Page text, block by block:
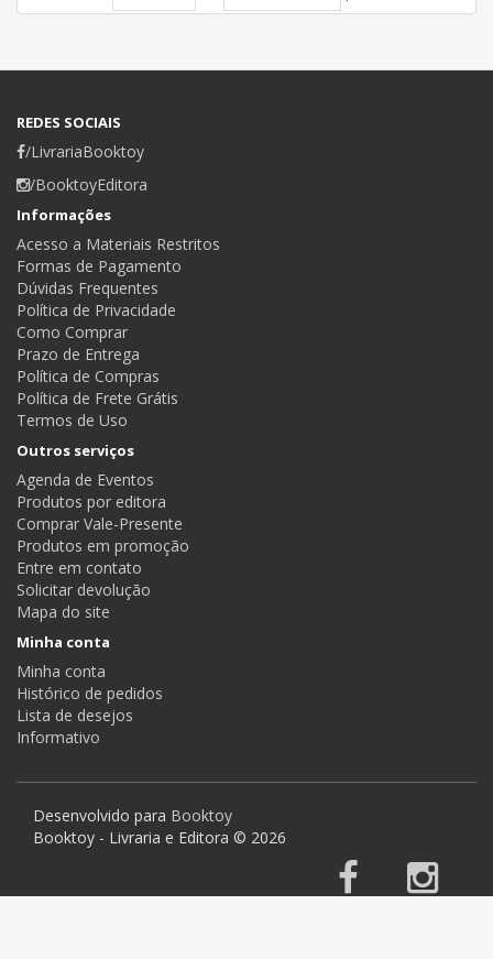
REDES SOCIAIS
/LivrariaBooktoy
/BooktoyEditora
Informações
Acesso a Materiais Restritos
Formas de Pagamento
Dúvidas Frequentes
Política de Privacidade
Como Comprar
Prazo de Entrega
Política de Compras
Política de Frete Grátis
Termos de Uso
Outros serviços
Agenda de Eventos
Produtos por editora
Comprar Vale-Presente
Produtos em promoção
Entre em contato
Solicitar devolução
Mapa do site
Minha conta
Minha conta
Histórico de pedidos
Lista de desejos
Informativo
Desenvolvido para Booktoy
Booktoy - Livraria e Editora © 2026